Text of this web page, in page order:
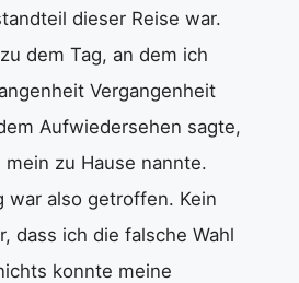
dieser Reise war.
dem Tag, an dem ich
Vergangenheit
Aufwiedersehen sagte,
zu Hause nannte.
war also getroffen. Kein
dass ich die falsche Wahl
konnte meine